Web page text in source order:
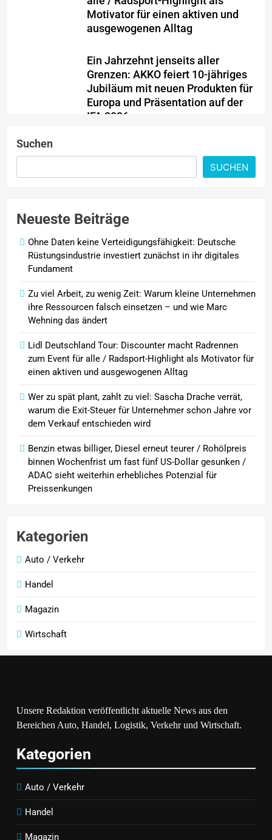
Motivator für einen aktiven und
ausgewogenen Alltag
Ein Jahrzehnt jenseits aller
Grenzen: AKKO feiert 10-jähriges
Jubiläum mit neuen Produkten für
Europa und Präsentation auf der
IFA 2026
die JP Consulting GmbH keine
Leads mehr verteilt
Mülleimer-Erfrischer auf den
Markt und bietet ab sofort eine
effektive Lösung gegen
unangenehme Mülleimergerüche
Suchen
SUCHEN
Neueste Beiträge
Ohne Daten keine Verteidigungsfähigkeit: Deutsche
Rüstungsindustrie investiert zunächst in ihr digitales
Fundament
Zu viel Arbeit, zu wenig Zeit: Warum kleine Unternehmen
ihre Ressourcen falsch einsetzen – und wie Marc
Wehning das ändert
Lidl Deutschland Tour: Discounter macht Radrennen
zum Event für alle / Radsport-Highlight als Motivator für
einen aktiven und ausgewogenen Alltag
Wer zu spät plant, zahlt zu viel: Sascha Drache verrät,
warum die Exit-Steuer für Unternehmer schon Jahre vor
dem Verkauf entschieden wird
Benzin etwas billiger, Diesel erneut teurer / Rohölpreis
binnen Wochenfrist um fast fünf US-Dollar gesunken /
ADAC sieht weiterhin erhebliches Potenzial für
Preissenkungen
Kategorien
Auto / Verkehr
Handel
Magazin
Wirtschaft
Unsere Redaktion veröffentlicht aktuelle News aus den
Bereichen Auto, Handel, Logistik, Verkehr und Wirtschaft.
Kategorien
Auto / Verkehr
Handel
Magazin